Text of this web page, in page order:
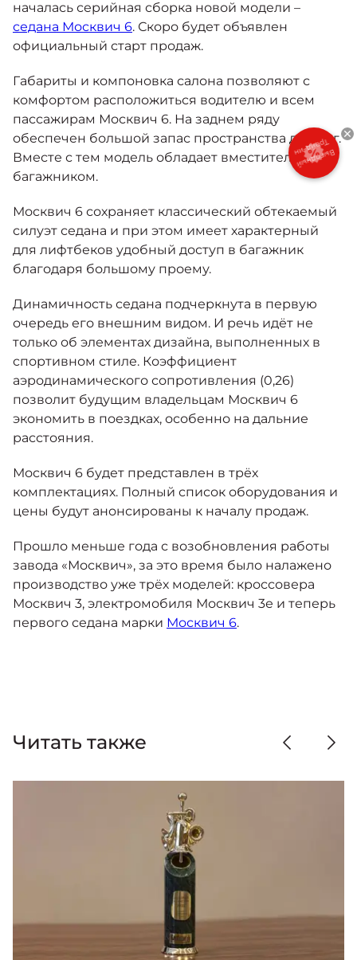
Москвич 6
Яркий динамичный седан
от 2 237 000 ₽*
Москвич 3 с ручным
управлением (РУ)
Кроссовер, создающий равные
возможности
Москвич 8
Практичный семиместный
кроссовер
Кредитные программы
Спецпредложения
Калькулятор трейд-ин
Страховые программы
Моторное масло
СЕРВИСНЫЕ АКЦИИ
АКСЕССУАРЫ
КОНТАКТЫ
началась серийная сборка новой модели –
седана Москвич 6. Скоро будет объявлен
официальный старт продаж.
Габариты и компоновка салона позволяют с
комфортом расположиться водителю и всем
пассажирам Москвич 6. На заднем ряду
обеспечен большой запас пространства для ног.
Вместе с тем модель обладает вместительным
багажником.
Москвич 6 сохраняет классический обтекаемый
силуэт седана и при этом имеет характерный
для лифтбеков удобный доступ в багажник
благодаря большому проему.
Динамичность седана подчеркнута в первую
очередь его внешним видом. И речь идёт не
только об элементах дизайна, выполненных в
спортивном стиле. Коэффициент
аэродинамического сопротивления (0,26)
позволит будущим владельцам Москвич 6
экономить в поездках, особенно на дальние
расстояния.
Москвич 6 будет представлен в трёх
комплектациях. Полный список оборудования и
цены будут анонсированы к началу продаж.
Прошло меньше года с возобновления работы
завода «Москвич», за это время было налажено
производство уже трёх моделей: кроссовера
Москвич 3, электромобиля Москвич 3е и теперь
первого седана марки Москвич 6.
Читать также
Выгодный
Трейд-ин